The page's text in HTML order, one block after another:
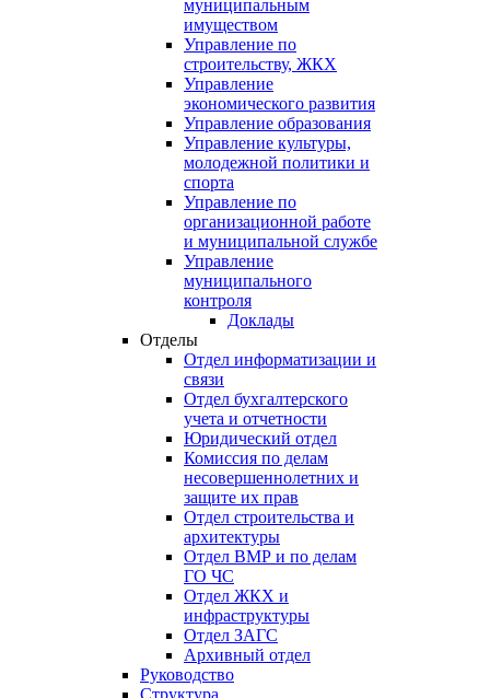
муниципальным
имуществом
Управление по
строительству, ЖКХ
Управление
экономического развития
Управление образования
Управление культуры,
молодежной политики и
спорта
Управление по
организационной работе
и муниципальной службе
Управление
муниципального
контроля
Доклады
Отделы
Отдел информатизации и
связи
Отдел бухгалтерского
учета и отчетности
Юридический отдел
Комиссия по делам
несовершеннолетних и
защите их прав
Отдел строительства и
архитектуры
Отдел ВМР и по делам
ГО ЧС
Отдел ЖКХ и
инфраструктуры
Отдел ЗАГС
Архивный отдел
Руководство
Структура